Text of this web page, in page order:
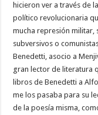
hicieron ver a través de
político revolucionaria
mucha represión militar,
subversivos o
Benedetti, asocio a
gran lector de literatura
libros de Benedetti a
me los pasaba para su
de la poesía misma,